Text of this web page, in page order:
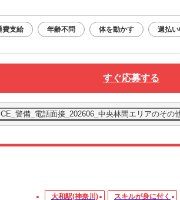
費支給 年齢不問 体を動かす 週払
すぐ応募する
警備_電話面接_202606_中央林間エリアのその
大和駅(神奈川) スキルが身に付く